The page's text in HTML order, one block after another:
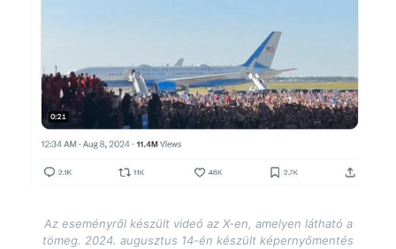
Az eseményről készült videó az X-en, amelyen látható a
tömeg. 2024. augusztus 14-én készült képernyőmentés